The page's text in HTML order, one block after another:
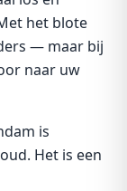
het blote
— maar bij
naar uw
is
Het is een